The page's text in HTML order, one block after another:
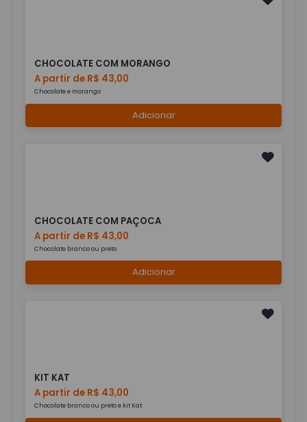
CHOCOLATE COM MORANGO
A partir de R$ 43,00
Chocolate e morango
Adicionar
CHOCOLATE COM PAÇOCA
A partir de R$ 43,00
Chocolate branco ou preto
Adicionar
KIT KAT
A partir de R$ 43,00
Chocolate branco ou preto e kit Kat